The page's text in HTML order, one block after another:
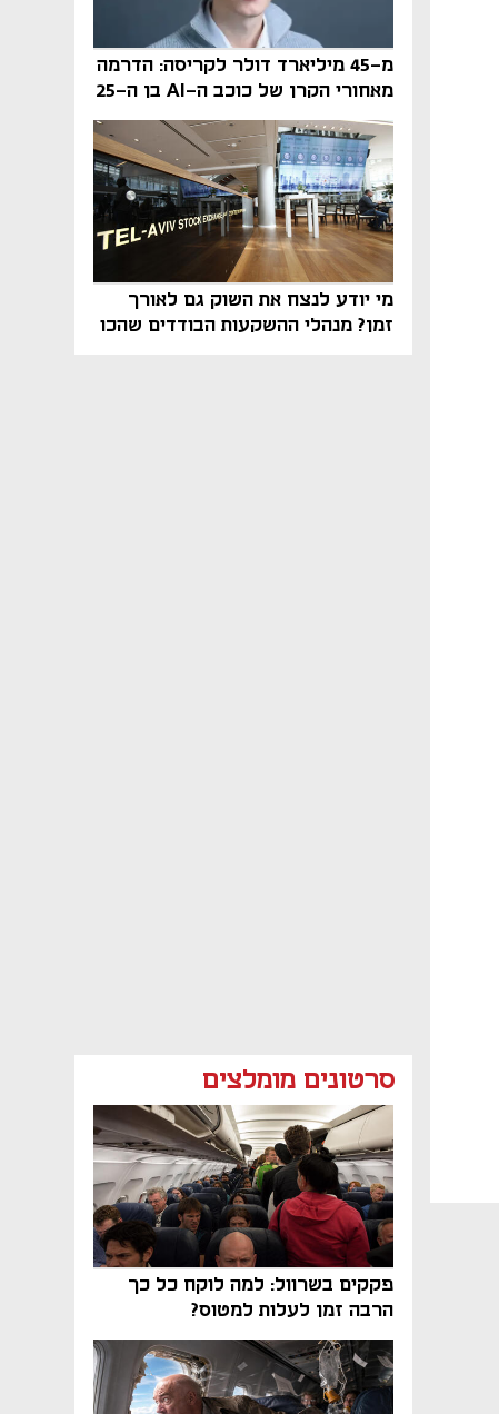
מ-45 מיליארד דולר לקריסה: הדרמה
מאחורי הקרן של כוכב ה-AI בן ה-25
מי יודע לנצח את השוק גם לאורך
זמן? מנהלי ההשקעות הבודדים שהכו
סרטונים מומלצים
פקקים בשרוול: למה לוקח כל כך
הרבה זמן לעלות למטוס?